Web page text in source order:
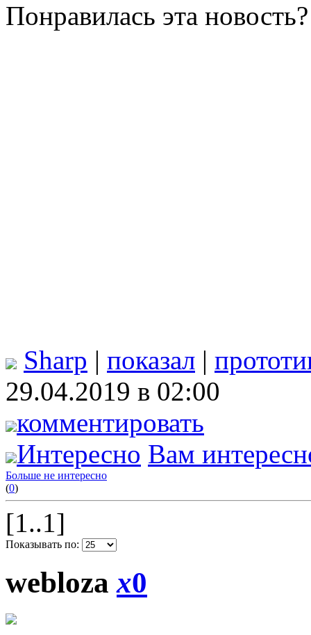
Понравилась эта
Sharp | показал |
29.04.2019 в 02:00
комментировать
Интересно Вам
Больше не интересно
(0)
[1..1]
Показывать по:
weblozax0